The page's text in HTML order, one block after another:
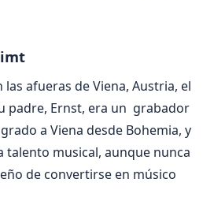
afueras de Viena, Austria, el
padre, Ernst, era un grabador
a Viena desde Bohemia, y
talento musical, aunque nunca
de convertirse en músico